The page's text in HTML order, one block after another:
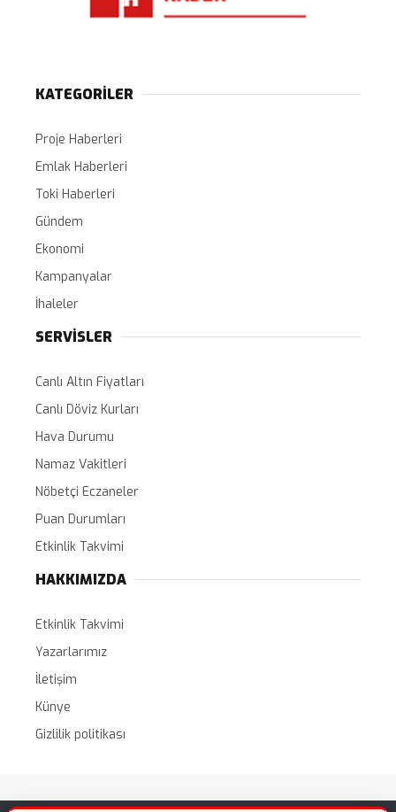
KATEGORİLER
Proje Haberleri
Emlak Haberleri
Toki Haberleri
Gündem
Ekonomi
Kampanyalar
İhaleler
SERVİSLER
Canlı Altın Fiyatları
Canlı Döviz Kurları
Hava Durumu
Namaz Vakitleri
Nöbetçi Eczaneler
Puan Durumları
Etkinlik Takvimi
HAKKIMIZDA
Etkinlik Takvimi
Yazarlarımız
İletişim
Künye
Gizlilik politikası
Tüm Hakları Saklıdır. |WordPress Haber Teması